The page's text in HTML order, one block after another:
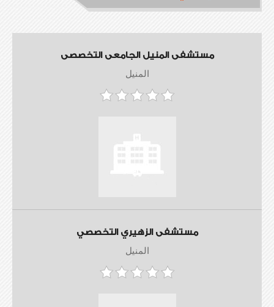
مستشفى المنيل الجامعى التخصصى
المنيل
مستشفى الزهيري التخصصي
المنيل